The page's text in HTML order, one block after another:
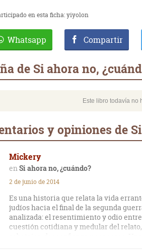
en esta ficha:yiyolon
Whatsapp Compartir
de Si ahora no,
Este libro todavía no
y opiniones de
Mickery
Si ahora no, ¿cuándo?
2 de junio de 2014
Es una historia que relata la vida
judíos hacia el final de la segunda
analizada: el resentimiento y odio
cuestión cotidiana y medular del
sabotajes, desconfianza y rencores.
terminó cuando los libros de historia